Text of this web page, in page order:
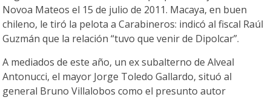
Novoa Mateos el 15 de julio de 2011. Macaya, en buen
chileno, le tiró la pelota a Carabineros: indicó al fiscal Raúl
Guzmán que la relación “tuvo que venir de Dipolcar”.
A mediados de este año, un ex subalterno de Alveal
Antonucci, el mayor Jorge Toledo Gallardo, situó al
general Bruno Villalobos como el presunto autor